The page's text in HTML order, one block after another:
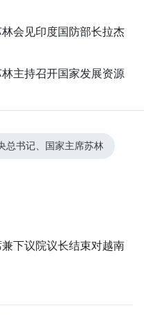
会见印度国防部长拉杰
主持召开国家发展资源
总书记、国家主席苏林
下议院议长结束对越南